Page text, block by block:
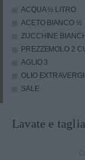
ACQUA ½ LITRO
ACETO BIANCO ½
ZUCCHINE
PREZZEMOLO 2
AGLIO 3
OLIO
SALE
Lavate e